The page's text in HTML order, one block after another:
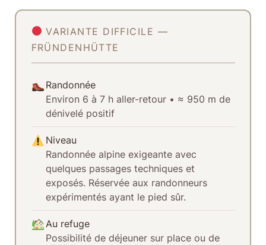
VARIANTE DIFFICILE —
FRÜNDENHÜTTE
Randonnée
Environ 6 à 7 h aller-retour• ≈ 950 m de
dénivelé positif
Niveau
Randonnée alpine exigeante avec
quelques passages techniques et
exposés. Réservée aux randonneurs
expérimentés ayant le pied sûr.
Au refuge
Possibilité de déjeuner sur place ou de